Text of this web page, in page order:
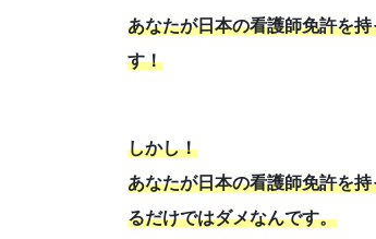
あなたが日本の看護師免許を
す！
しかし！
あなたが日本の看護師免許を
るだけではダメなんです。